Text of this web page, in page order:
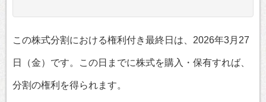
この株式分割における権利付き最終日は、2026年3月27
日（金）です。この日までに株式を購入・保有すれば、
分割の権利を得られます。